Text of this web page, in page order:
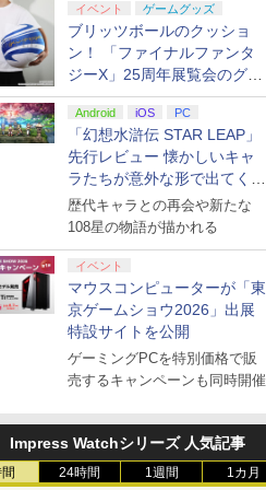
イベント ゲームグッズ
ブリッツボールのクッショ
ン！ 「ファイナルファンタ
ジーX」25周年展覧会のグッ
ズ情報が公開
Android iOS PC
「幻想水滸伝 STAR LEAP」
先行レビュー 懐かしいキャ
ラたちが意外な形で出てくる
シリーズ完全新作！
歴代キャラとの再会や新たな
108星の物語が描かれる
イベント
マウスコンピューターが「東
京ゲームショウ2026」出展
特設サイトを公開
ゲーミングPCを特別価格で販
売するキャンペーンも同時開催
Impress Watchシリーズ 人気記事
24時間 1週間 1カ月